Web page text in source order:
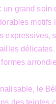
un grand soin
motifs
expressives,
le
des teintes